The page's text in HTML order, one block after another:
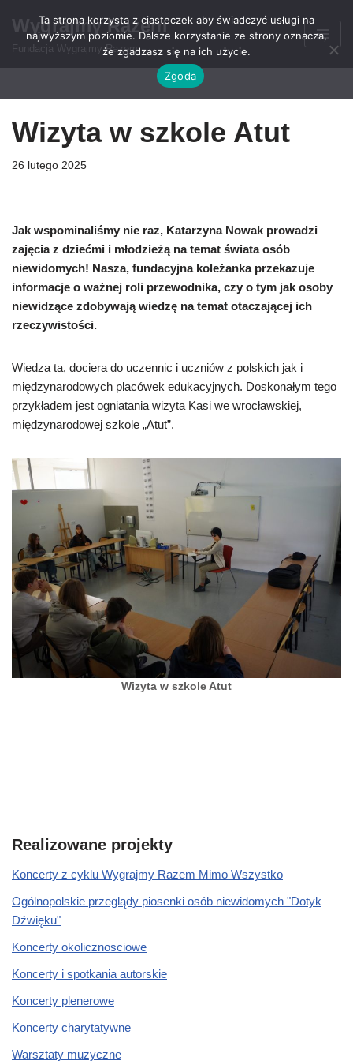
Przejdź
Wygrajmy Razem
Fundacja Wygrajmy Razem
Wizyta w szkole Atut
26 lutego 2025
Jak wspominaliśmy nie raz, Katarzyna Nowak prowadzi
zajęcia z dziećmi i młodzieżą na temat świata osób
niewidomych! Nasza, fundacyjna koleżanka przekazuje
informacje o ważnej roli przewodnika, czy o tym jak osoby
niewidzące zdobywają wiedzę na temat otaczającej ich
rzeczywistości.
Wiedza ta, dociera do uczennic i uczniów z polskich jak i
międzynarodowych placówek edukacyjnych. Doskonałym tego
przykładem jest ogniatania wizyta Kasi we wrocławskiej,
międzynarodowej szkole „Atut”.
Wizyta w szkole Atut
Realizowane projekty
Koncerty z cyklu Wygrajmy Razem Mimo Wszystko
Ogólnopolskie przeglądy piosenki osób niewidomych "Dotyk
Dźwięku"
Koncerty okolicznosciowe
Koncerty i spotkania autorskie
Koncerty plenerowe
Koncerty charytatywne
Warsztaty muzyczne
Ta strona korzysta z ciasteczek aby świadczyć usługi na
najwyższym poziomie. Dalsze korzystanie ze strony oznacza,
że zgadzasz się na ich użycie.
Zgoda